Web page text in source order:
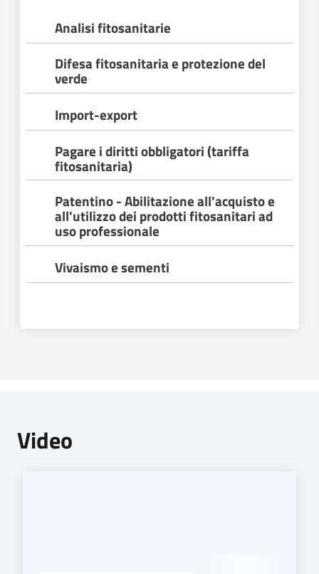
Analisi fitosanitarie
Difesa fitosanitaria e protezione del
verde
Import-export
Pagare i diritti obbligatori (tariffa
fitosanitaria)
Patentino - Abilitazione all'acquisto e
all'utilizzo dei prodotti fitosanitari ad
uso professionale
Vivaismo e sementi
Video